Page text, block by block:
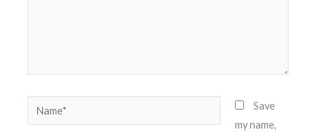
Name*
Save
my name,